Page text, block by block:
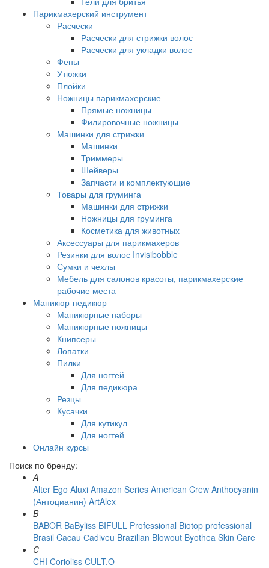
Парикмахерский инструмент
Расчески
Расчески для стрижки волос
Расчески для укладки волос
Фены
Утюжки
Плойки
Ножницы парикмахерские
Прямые ножницы
Филировочные ножницы
Машинки для стрижки
Машинки
Триммеры
Шейверы
Запчасти и комплектующие
Товары для груминга
Машинки для стрижки
Ножницы для груминга
Косметика для животных
Аксессуары для парикмахеров
Резинки для волос Invisibobble
Сумки и чехлы
Мебель для салонов красоты, парикмахерские
рабочие места
Маникюр-педикюр
Маникюрные наборы
Маникюрные ножницы
Книпсеры
Лопатки
Пилки
Для ногтей
Для педикюра
Резцы
Кусачки
Для кутикул
Для ногтей
Онлайн курсы
Поиск по бренду:
A
Alter Ego Aluxi Amazon Series American Crew Anthocyanin
(Антоцианин) ArtAlex
B
BABOR BaByliss BIFULL Professional Biotop professional
Brasil Cacau Сadiveu Brazilian Blowout Byothea Skin Care
C
CHI Corioliss CULT.O